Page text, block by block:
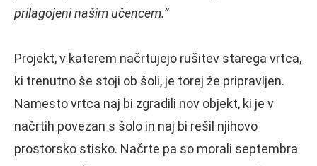
prilagojeni našim učencem.”
Projekt, v katerem načrtujejo rušitev starega vrtca,
ki trenutno še stoji ob šoli, je torej že pripravljen.
Namesto vrtca naj bi zgradili nov objekt, ki je v
načrtih povezan s šolo in naj bi rešil njihovo
prostorsko stisko. Načrte pa so morali septembra